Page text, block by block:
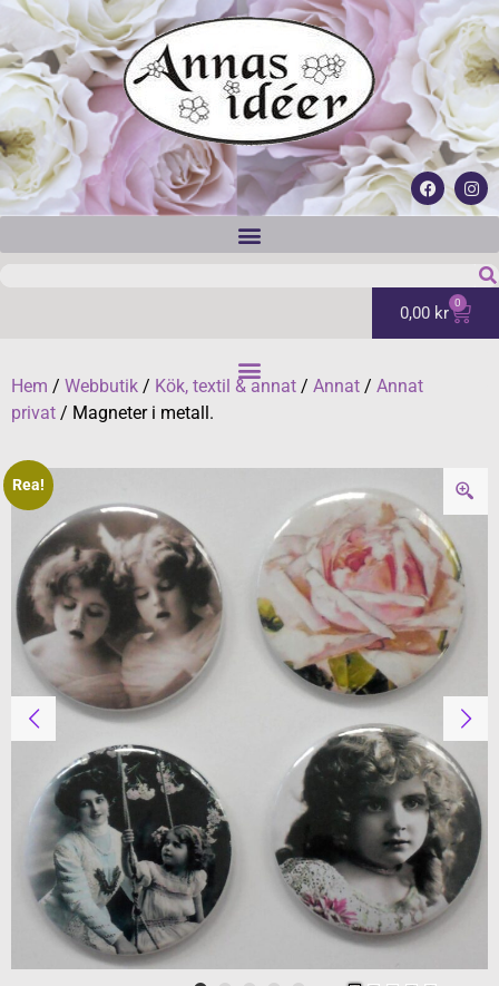
0,00 kr 0
Hem / Webbutik / Kök, textil & annat / Annat / Annat
privat / Magneter i metall.
Rea!